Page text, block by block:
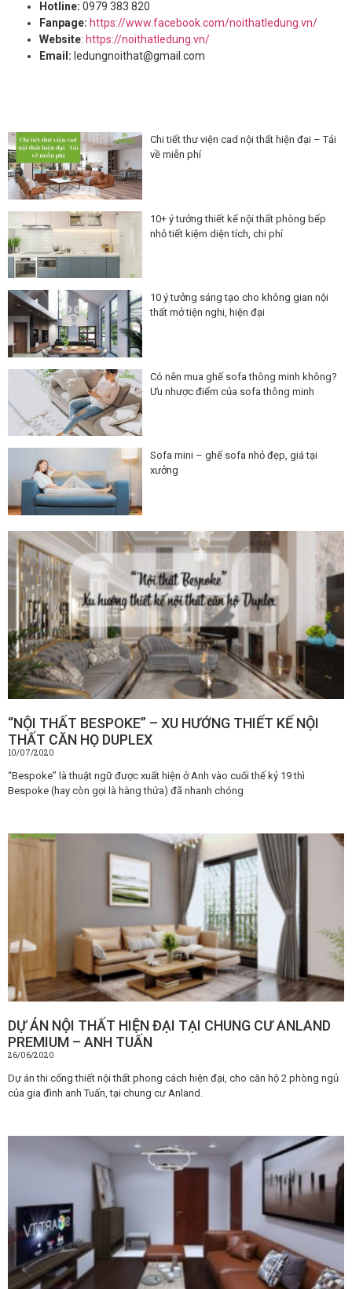
Hotline: 0979 383 820
Fanpage: https://www.facebook.com/noithatledung.vn/
Website: https://noithatledung.vn/
Email: ledungnoithat@gmail.com
Chi tiết thư viện cad nội thất hiện đại – Tải
về miễn phí
10+ ý tưởng thiết kế nội thất phòng bếp
nhỏ tiết kiệm diện tích, chi phí
10 ý tưởng sáng tạo cho không gian nội
thất mở tiện nghi, hiện đại
Có nên mua ghế sofa thông minh không?
Ưu nhược điểm của sofa thông minh
Sofa mini – ghế sofa nhỏ đẹp, giá tại
xưởng
“NỘI THẤT BESPOKE” – XU HƯỚNG THIẾT KẾ NỘI
THẤT CĂN HỌ DUPLEX
10/07/2020
“Bespoke” là thuật ngữ được xuất hiện ở Anh vào cuối thế kỷ 19 thì
Bespoke (hay còn gọi là hàng thửa) đã nhanh chóng
DỰ ÁN NỘI THẤT HIỆN ĐẠI TẠI CHUNG CƯ ANLAND
PREMIUM – ANH TUẤN
26/06/2020
Dự án thi cống thiết nội thất phong cách hiện đại, cho căn hộ 2 phòng ngủ
của gia đình anh Tuấn, tại chung cư Anland.